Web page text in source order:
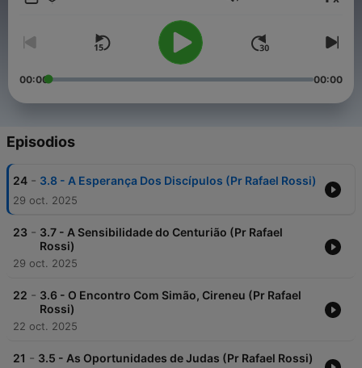
Volumen
00:00 00:00
Episodios
24 - 3.8 - A Esperança Dos Discípulos (Pr Rafael Rossi)
29 oct. 2025
23 - 3.7 - A Sensibilidade do Centurião (Pr Rafael
Rossi)
29 oct. 2025
22 - 3.6 - O Encontro Com Simão, Cireneu (Pr Rafael
Rossi)
22 oct. 2025
21 - 3.5 - As Oportunidades de Judas (Pr Rafael Rossi)